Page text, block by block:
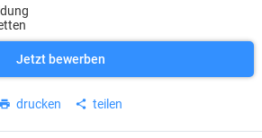
Jetzt bewerben
drucken teilen